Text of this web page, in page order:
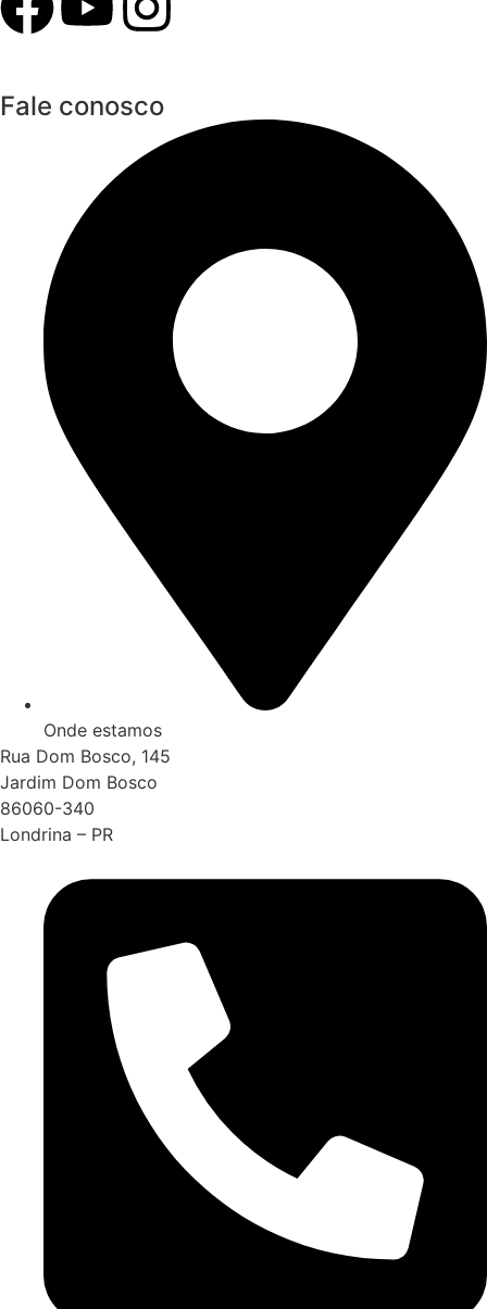
Fale conosco
Onde estamos
Rua Dom Bosco, 145
Jardim Dom Bosco
86060-340
Londrina – PR